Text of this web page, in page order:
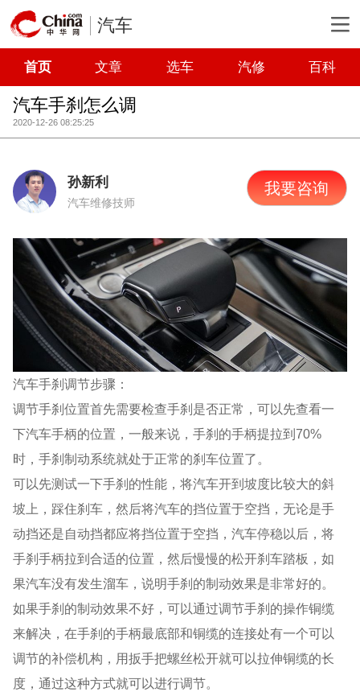
汽车
首页 文章 选车 汽修 百科
汽车手刹怎么调
2020-12-26 08:25:25
孙新利
汽车维修技师
我要咨询
汽车手刹调节步骤：
调节手刹位置首先需要检查手刹是否正常，可以先查看一
下汽车手柄的位置，一般来说，手刹的手柄提拉到70%
时，手刹制动系统就处于正常的刹车位置了。
可以先测试一下手刹的性能，将汽车开到坡度比较大的斜
坡上，踩住刹车，然后将汽车的挡位置于空挡，无论是手
动挡还是自动挡都应将挡位置于空挡，汽车停稳以后，将
手刹手柄拉到合适的位置，然后慢慢的松开刹车踏板，如
果汽车没有发生溜车，说明手刹的制动效果是非常好的。
如果手刹的制动效果不好，可以通过调节手刹的操作铜缆
来解决，在手刹的手柄最底部和铜缆的连接处有一个可以
调节的补偿机构，用扳手把螺丝松开就可以拉伸铜缆的长
度，通过这种方式就可以进行调节。